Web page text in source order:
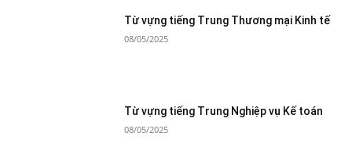
Từ vựng tiếng Trung Thương mại Kinh tế
08/05/2025
Từ vựng tiếng Trung Nghiệp vụ Kế toán
08/05/2025